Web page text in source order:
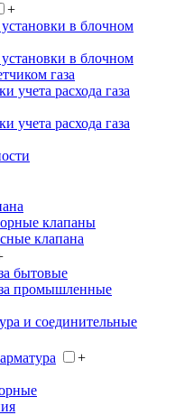
+
в блочном
в блочном
газа
учета расхода газа
учета расхода газа
клапаны
клапана
бытовые
промышленные
и соединительные
+